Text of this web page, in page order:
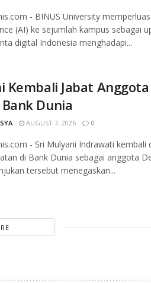
- BINUS University
(AI) ke sejumlah kampus sebagai
digital Indonesia menghadapi...
Kembali Jabat
Dunia
AUGUST 7, 2026 0
- Sri Mulyani Indrawati kembali
di Bank Dunia sebagai anggota
tersebut menegaskan...